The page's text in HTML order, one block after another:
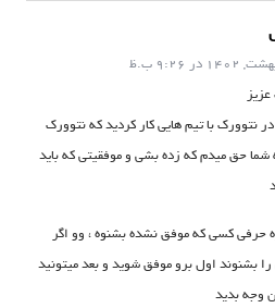
نتوورک با تیم هایی کار کردید که نتوورک
شما حق میدم که زده بشی و موفقیتی که باید
حرفی کسی که موفق نشده بشنوه ، وو اگر
بشنوند اول برو موفق شوید و بعد میتونید
وجه بدید